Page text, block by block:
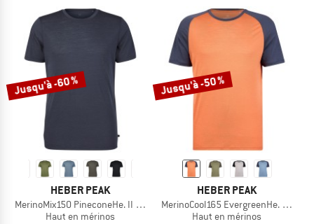
Jusqu'à -60 %
HEBER PEAK
MerinoMix150 PineconeHe. II T-Shirt
Haut en mérinos
Jusqu'à -50 %
HEBER PEAK
MerinoCool165 EvergreenHe. T-Shirt
Haut en mérinos